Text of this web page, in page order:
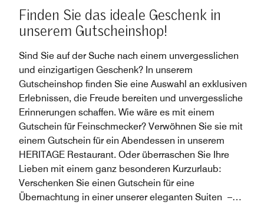
Finden Sie das ideale Geschenk in
unserem Gutscheinshop!
Sind Sie auf der Suche nach einem unvergesslichen
und einzigartigen Geschenk? In unserem
Gutscheinshop finden Sie eine Auswahl an exklusiven
Erlebnissen, die Freude bereiten und unvergessliche
Erinnerungen schaffen. Wie wäre es mit einem
Gutschein für Feinschmecker? Verwöhnen Sie sie mit
einem Gutschein für ein Abendessen in unserem
HERITAGE Restaurant. Oder überraschen Sie Ihre
Lieben mit einem ganz besonderen Kurzurlaub:
Verschenken Sie einen Gutschein für eine
Übernachtung in einer unserer eleganten Suiten –